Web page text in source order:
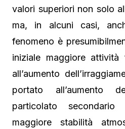
valori superiori non solo
ma, in alcuni casi,
fenomeno è
iniziale maggiore attività
all’aumento
portato all’aumento
particolato
maggiore stabilità